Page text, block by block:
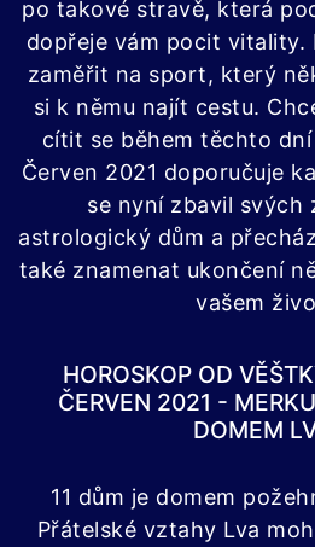
po takové stravě, která
dopřeje vám pocit vitality.
zaměřit na sport, který
si k němu najít cestu.
cítit se během těchto
Červen 2021 doporučuje
se nyní zbavil svých
astrologický dům a
také znamenat ukončení
vašem
HOROSKOP OD
ČERVEN 2021 -
DOMEM
11 dům je domem
Přátelské vztahy Lva